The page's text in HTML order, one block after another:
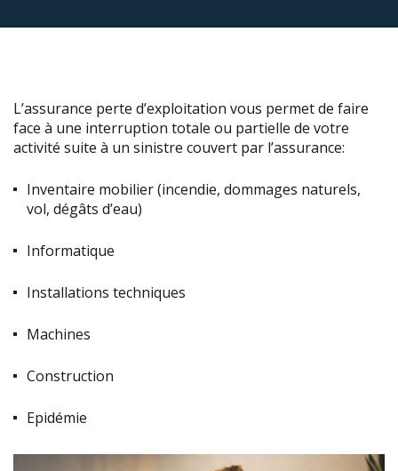
L’assurance perte d’exploitation vous permet de faire
face à une interruption totale ou partielle de votre
activité suite à un sinistre couvert par l’assurance:
Inventaire mobilier (incendie, dommages naturels,
vol, dégâts d’eau)
Informatique
Installations techniques
Machines
Construction
Epidémie